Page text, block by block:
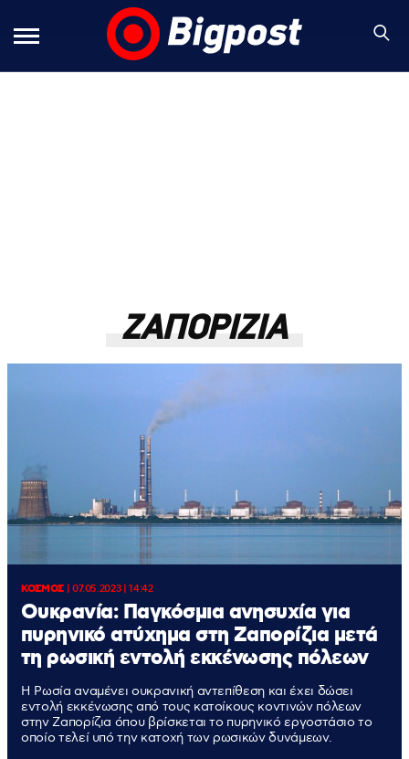
ΖΑΠΟΡΙΖΙΑ
ΚΟΣΜΟΣ| 07.05.2023 | 14:42
Ουκρανία: Παγκόσμια ανησυχία για
πυρηνικό ατύχημα στη Ζαπορίζια μετά
τη ρωσική εντολή εκκένωσης πόλεων
Η Ρωσία αναμένει ουκρανική αντεπίθεση και έχει δώσει
εντολή εκκένωσης από τους κατοίκους κοντινών πόλεων
στην Ζαπορίζια όπου βρίσκεται το πυρηνικό εργοστάσιο το
οποίο τελεί υπό την κατοχή των ρωσικών δυνάμεων.